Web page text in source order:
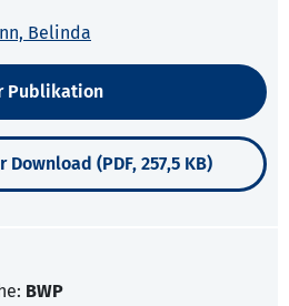
Belinda
Publikation
(PDF, 257,5 KB)
BWP